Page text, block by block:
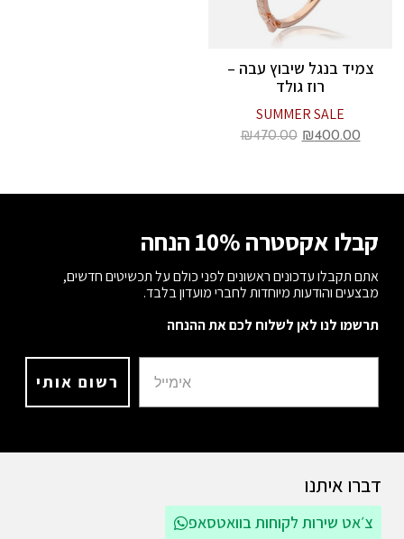
צמיד בנגל שיבוץ עבה –
רוז גולד
SUMMER SALE
₪400.00
₪470.00
דברו איתנו
צ׳אט שירות לקוחות בוואטסאפ
קבלו אקסטרה 10% הנחה
אתם תקבלו עדכונים ראשונים לפני כולם על תכשיטים חדשים,
מבצעים והודעות מיוחדות לחברי מועדון בלבד.
תרשמו לנו לאן לשלוח לכם את ההנחה
רשום אותי